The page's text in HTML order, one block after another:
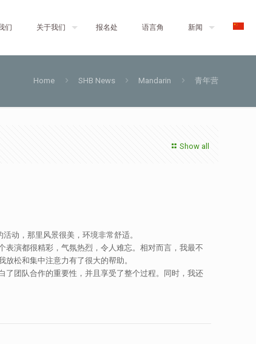
们 关于我们 报名处 语言角 新闻
Home SHB News Mandarin 青年营
Show all
动，那里风景很美，环境非常舒适。
演都很精彩，气氛热烈，令人难忘。相对而言，我最不
松和集中注意力有了很大的帮助。
团队合作的重要性，并且享受了整个过程。同时，我还